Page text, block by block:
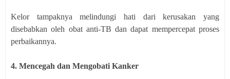
Kelor tampaknya melindungi hati dari kerusakan yang
disebabkan oleh obat anti-TB dan dapat mempercepat proses
perbaikannya.
4. Mencegah dan Mengobati Kanker